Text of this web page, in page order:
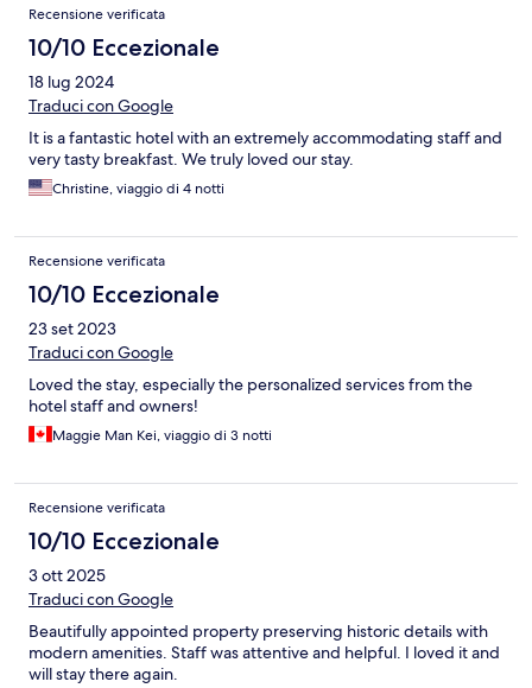
Recensione verificata
10/10 Eccezionale
18 lug 2024
Traduci con Google
It is a fantastic hotel with an extremely accommodating staff and
very tasty breakfast. We truly loved our stay.
Christine, viaggio di 4 notti
Recensione verificata
10/10 Eccezionale
23 set 2023
Traduci con Google
Loved the stay, especially the personalized services from the
hotel staff and owners!
Maggie Man Kei, viaggio di 3 notti
Recensione verificata
10/10 Eccezionale
3 ott 2025
Traduci con Google
Beautifully appointed property preserving historic details with
modern amenities. Staff was attentive and helpful. I loved it and
will stay there again.